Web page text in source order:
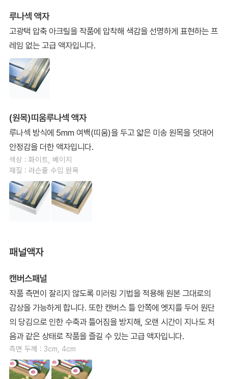
루나섹 액자
고광택 압축 아크릴을 작품에 압착해 색감을 선명하게 표현하는 프
레임 없는 고급 액자입니다.
(원목)띠움루나섹 액자
루나섹 방식에 5mm 여백(띠움)을 두고 얇은 미송 원목을 덧대어
안정감을 더한 액자입니다.
색상 : 화이트, 베이지
재질 : 라슨쥴 수입 원목
패널액자
캔버스패널
작품 측면이 잘리지 않도록 미러링 기법을 적용해 원본 그대로의
감상을 가능하게 합니다. 또한 캔버스 틀 안쪽에 엣지를 두어 원단
의 당김으로 인한 수축과 틀어짐을 방지해, 오랜 시간이 지나도 처
음과 같은 상태로 작품을 즐길 수 있는 고급 액자입니다.
측면 두께 : 3cm, 4cm